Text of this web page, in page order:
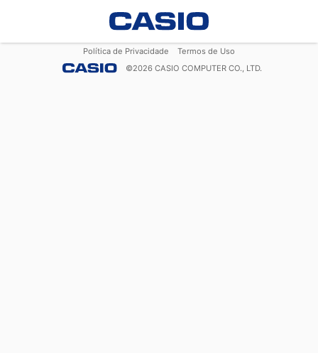
Política de Privacidade
Termos de Uso
©2026 CASIO COMPUTER CO., LTD.